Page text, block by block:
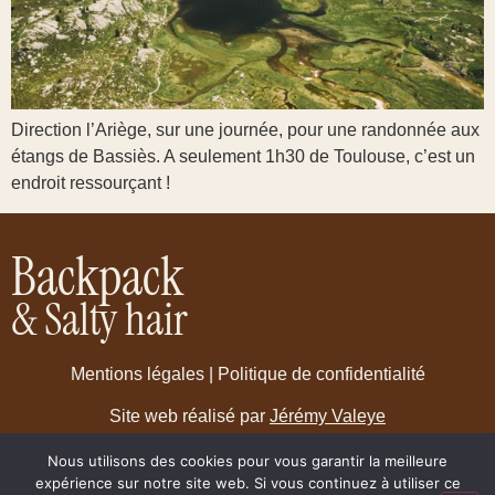
Direction l’Ariège, sur une journée, pour une randonnée aux
étangs de Bassiès. A seulement 1h30 de Toulouse, c’est un
endroit ressourçant !
Backpack
& Salty hair
Mentions légales| Politique de confidentialité
Site web réalisé par Jérémy Valeye
Nous utilisons des cookies pour vous garantir la meilleure
expérience sur notre site web. Si vous continuez à utiliser ce